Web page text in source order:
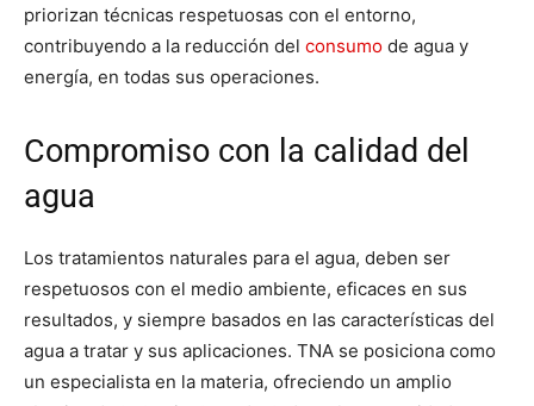
priorizan técnicas respetuosas con el entorno,
contribuyendo a la reducción del consumo de agua y
energía, en todas sus operaciones.
Compromiso con la calidad del
agua
Los tratamientos naturales para el agua, deben ser
respetuosos con el medio ambiente, eficaces en sus
resultados, y siempre basados en las características del
agua a tratar y sus aplicaciones. TNA se posiciona como
un especialista en la materia, ofreciendo un amplio